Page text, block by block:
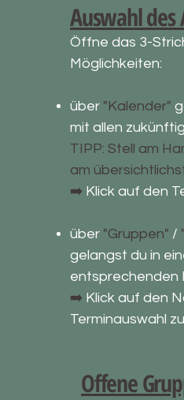
​​​Auswahl des
Öffne das 3-
Möglichkeiten:
über "Kalender"
mit allen
TIPP: Stell am
am
➡️ Klick auf den
über "Gruppen" /
gelangst du in
entsprechenden
➡️ Klick auf den
Terminauswahl
​​​Offene